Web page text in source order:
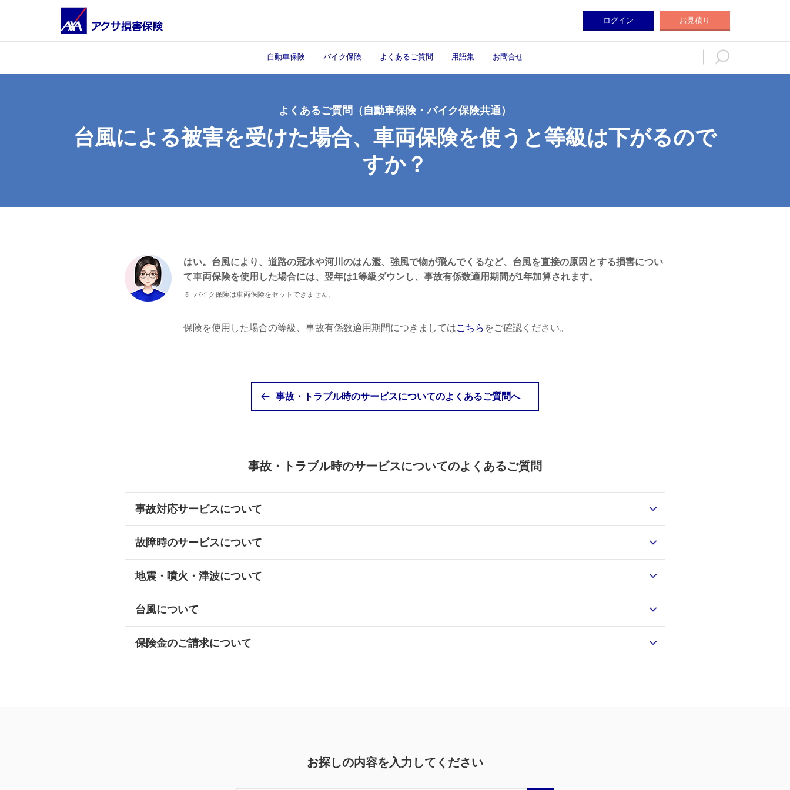
ログイン お見積り
自動車保険 バイク保険 よくあるご質問 用語集 お問合せ お見積り
よくあるご質問 （自動車保険・バイク保険共通）
台風による被害を受けた場合、車両保険を使うと等級は下がるので
すか？
はい。台風により、道路の冠水や河川のはん濫、強風で物が飛んでくるなど、台風を直接の原因とする損害につい
て車両保険を使用した場合には、翌年は1等級ダウンし、事故有係数適用期間が1年加算されます。
※ バイク保険は車両保険をセットできません。
保険を使用した場合の等級、事故有係数適用期間につきましてはこちら をご確認ください。
事故・トラブル時のサービスについてのよくあるご質問へ
事故・トラブル時のサービスについてのよくあるご質問
事故対応サービスについて
故障時のサービスについて
地震・噴火・津波について
台風について
保険金のご請求について
お探しの内容を入力してください